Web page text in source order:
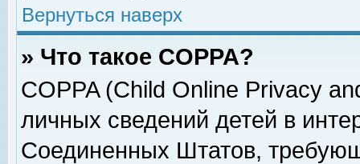
Вернуться наверх
» Что такое COPPA?
COPPA (Child Online Privacy
личных сведений детей в
Соединенных Штатов,